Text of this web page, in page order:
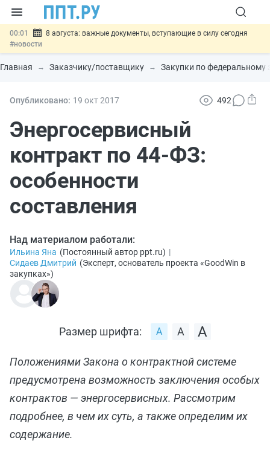
00:01
8 августа: важные документы, вступающие в силу сегодня
#новости
07.08 Подписан закон о блокировке продажи опасных товаров через
«Честный знак»#новости
07.08 Госпошлину за устранение ошибок в документах предлагают
07.08
Разработают единые критерии трудовых и ГПХ-
отношений #новости
Главная Заказчику/поставщику Закупки по
Опубликовано: 19 окт2017 492
Энергосервисный
контракт по 44-ФЗ:
особенности
составления
Над материалом работали:
Ильина Яна (Постоянный автор ppt.ru) |
Сидаев Дмитрий (Эксперт, основатель проекта «GoodWin в
закупках»)
Размер шрифта:
Положениями Закона о контрактной системе
предусмотрена возможность заключения особых
контрактов — энергосервисных. Рассмотрим
подробнее, в чем их суть, а также определим их
содержание.